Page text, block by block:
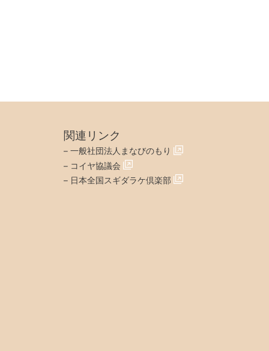
関連リンク
– 一般社団法人まなびのもり
– コイヤ協議会
– 日本全国スギダラケ倶楽部